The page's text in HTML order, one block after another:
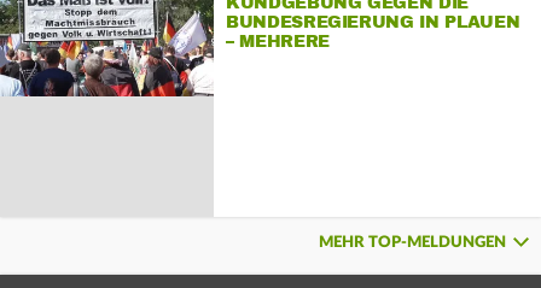
BUNDESREGIERUNG IN PLAUEN
– MEHRERE
MEHR TOP-MELDUNGEN